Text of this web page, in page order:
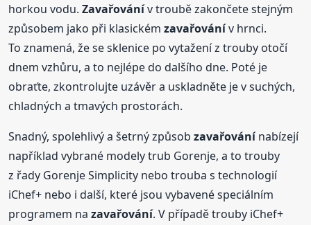
horkou vodu.Zavařovánív troubě zakončete stejným
způsobem jako při klasickémzavařovánív hrnci.
To znamená, že se sklenice po vytažení z trouby otočí
dnem vzhůru, a to nejlépe do dalšího dne. Poté je
obraťte, zkontrolujte uzávěr a uskladněte je v suchých,
chladných a tmavých prostorách.
Snadný, spolehlivý a šetrný způsobzavařovánínabízejí
například vybrané modely trub Gorenje, a to trouby
z řady Gorenje Simplicity nebo trouba s technologií
iChef+ nebo i další, které jsou vybavené speciálním
programem nazavařování. V případě trouby iChef+